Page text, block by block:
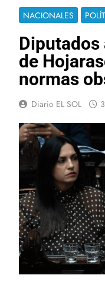
NACIONALES
Diputados
de
normas
Diario EL SOL